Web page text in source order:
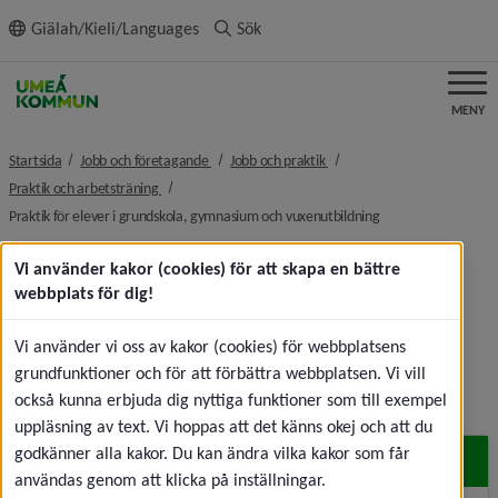
innehållet
Giälah/Kieli/Languages Sök
MENY
Startsida Jobb och företagande nivå i brödsmulenavigeringen
Jobb och praktik nivå i
Praktik och arbetsträning nivå i brödsmulenavigeringen
Praktik för elever i grundskola, gymnasium och vuxenutbildningnivå i
Praktik för elever i
grundskola, gymnasium och
vuxenutbildning
Prao för elever i årskurs 8 och 9
Vi använder kakor (cookies) för att skapa en bättre
webbplats för dig!
Vi använder vi oss av kakor (cookies) för webbplatsens
grundfunktioner och för att förbättra webbplatsen. Vi vill
också kunna erbjuda dig nyttiga funktioner som till exempel
uppläsning av text. Vi hoppas att det känns okej och att du
godkänner alla kakor. Du kan ändra vilka kakor som får
användas genom att klicka på inställningar.